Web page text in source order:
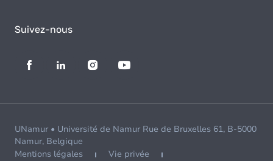
Suivez-nous
UNamur • Université de Namur Rue de Bruxelles 61, B-5000
Namur, Belgique
Mentions légales
Vie privée